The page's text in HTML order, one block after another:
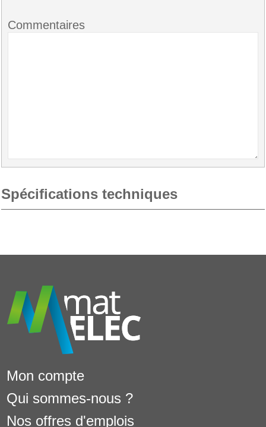
Commentaires
Spécifications techniques
Mon compte
Qui sommes-nous ?
Nos offres d'emplois